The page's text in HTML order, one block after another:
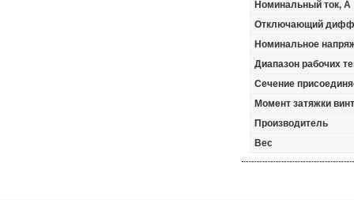
Номинальный ток, А
Отключающий
Номинальное
Диапазон рабочих
Сечение
Момент затяжки
Производитель
Вес